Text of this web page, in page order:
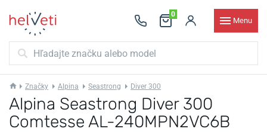
0
Menu
Značky Alpina Seastrong Diver 300
Alpina Seastrong Diver 300
Comtesse AL-240MPN2VC6B